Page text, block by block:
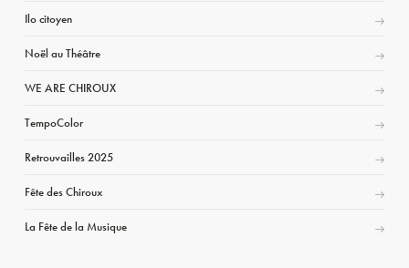
Ilo citoyen
Noël au Théâtre
WE ARE CHIROUX
TempoColor
Retrouvailles 2025
Fête des Chiroux
La Fête de la Musique